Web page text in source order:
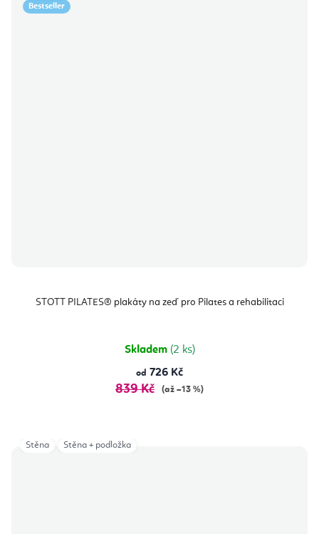
Bestseller
STOTT PILATES® plakáty na zeď pro Pilates a rehabilitaci
Skladem (2 ks)
od 726 Kč
839 Kč (až –13 %)
Stěna Stěna + podložka